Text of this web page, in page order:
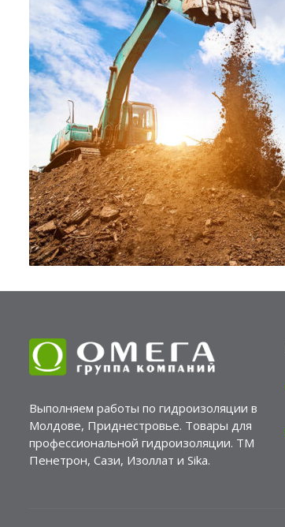
Выполняем работы по гидроизоляции в
Молдове, Приднестровье. Товары для
профессиональной гидроизоляции. ТМ
Пенетрон, Сази, Изоллат и Sika.